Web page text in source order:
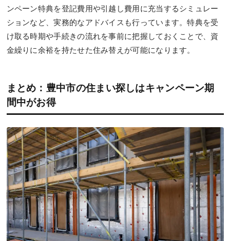
ンペーン特典を登記費用や引越し費用に充当するシミュレー
ションなど、実務的なアドバイスも行っています。特典を受
け取る時期や手続きの流れを事前に把握しておくことで、資
金繰りに余裕を持たせた住み替えが可能になります。
まとめ：豊中市の住まい探しはキャンペーン期
間中がお得